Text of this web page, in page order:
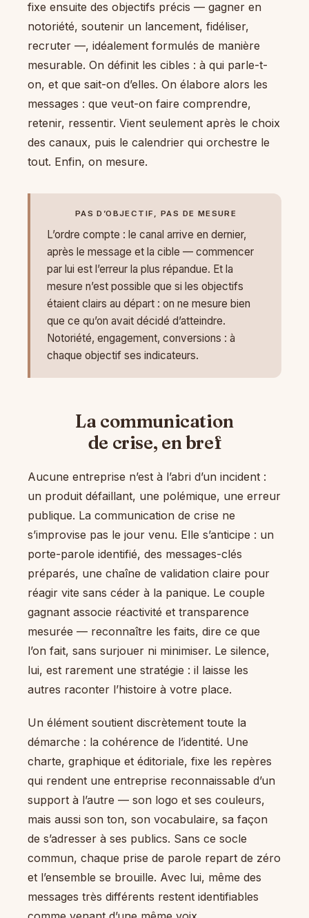
fixe ensuite des objectifs précis — gagner en
notoriété, soutenir un lancement, fidéliser,
recruter —, idéalement formulés de manière
mesurable. On définit les cibles : à qui parle-t-
on, et que sait-on d’elles. On élabore alors les
messages : que veut-on faire comprendre,
retenir, ressentir. Vient seulement après le choix
des canaux, puis le calendrier qui orchestre le
tout. Enfin, on mesure.
PAS D’OBJECTIF, PAS DE MESURE
L’ordre compte : le canal arrive en dernier,
après le message et la cible — commencer
par lui est l’erreur la plus répandue. Et la
mesure n’est possible que si les objectifs
étaient clairs au départ : on ne mesure bien
que ce qu’on avait décidé d’atteindre.
Notoriété, engagement, conversions : à
chaque objectif ses indicateurs.
La communication
de crise, en bref
Aucune entreprise n’est à l’abri d’un incident :
un produit défaillant, une polémique, une erreur
publique. La communication de crise ne
s’improvise pas le jour venu. Elle s’anticipe : un
porte-parole identifié, des messages-clés
préparés, une chaîne de validation claire pour
réagir vite sans céder à la panique. Le couple
gagnant associe réactivité et transparence
mesurée — reconnaître les faits, dire ce que
l’on fait, sans surjouer ni minimiser. Le silence,
lui, est rarement une stratégie : il laisse les
autres raconter l’histoire à votre place.
Un élément soutient discrètement toute la
démarche : la cohérence de l’identité. Une
charte, graphique et éditoriale, fixe les repères
qui rendent une entreprise reconnaissable d’un
support à l’autre — son logo et ses couleurs,
mais aussi son ton, son vocabulaire, sa façon
de s’adresser à ses publics. Sans ce socle
commun, chaque prise de parole repart de zéro
et l’ensemble se brouille. Avec lui, même des
messages très différents restent identifiables